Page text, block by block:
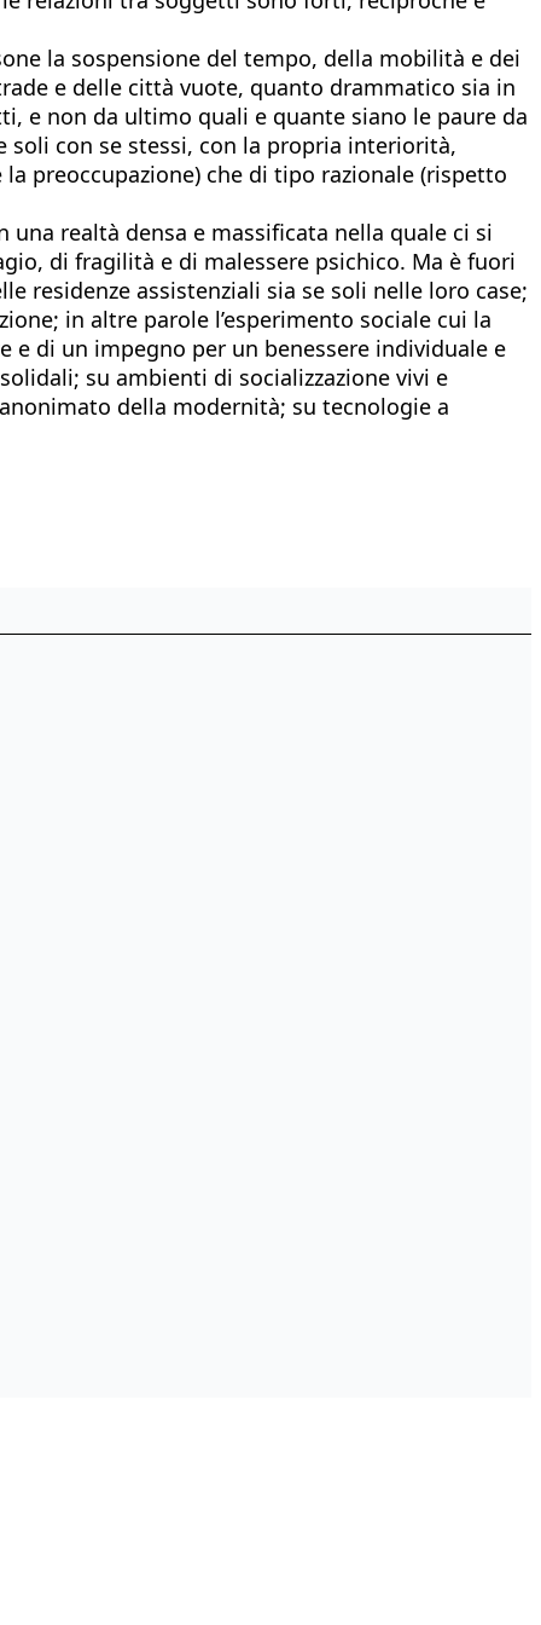
la sospensione del tempo, della mobilità e dei
e delle città vuote, quanto drammatico sia in
e non da ultimo quali e quante siano le paure da
con se stessi, con la propria interiorità,
preoccupazione) che di tipo razionale (rispetto
realtà densa e massificata nella quale ci si
di fragilità e di malessere psichico. Ma è fuori
residenze assistenziali sia se soli nelle loro case;
in altre parole l’esperimento sociale cui la
e di un impegno per un benessere individuale e
su ambienti di socializzazione vivi e
della modernità; su tecnologie a